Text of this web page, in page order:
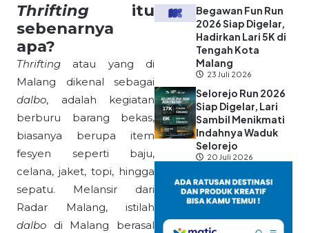
Thrifting itu
sebenarnya
apa?
Thrifting atau yang di
Malang dikenal sebagai
dalbo, adalah kegiatan
berburu barang bekas,
biasanya berupa item
fesyen seperti baju,
celana, jaket, topi, hingga
sepatu. Melansir dari
Radar Malang, istilah
dalbo di Malang berasal
Begawan Fun Run
2026 Siap Digelar,
Hadirkan Lari 5K di
Tengah Kota
Malang
23 Juli 2026
Selorejo Run 2026
Siap Digelar, Lari
Sambil Menikmati
Indahnya Waduk
Selorejo
20 Juli 2026